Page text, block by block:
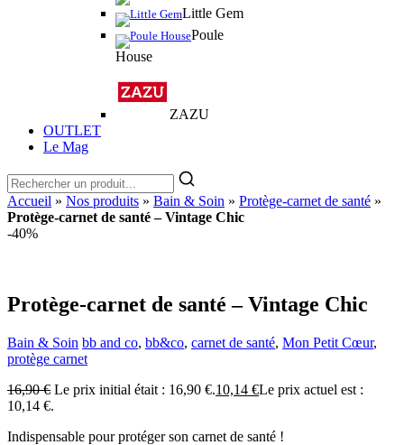
Little Gem
Poule
House
ZAZU
OUTLET
Le Mag
Accueil » Nos produits » Bain & Soin » Protège-carnet de santé »
Protège-carnet de santé – Vintage Chic
-40%
Protège-carnet de santé – Vintage Chic
Bain & Soin bb and co, bb&co, carnet de santé, Mon Petit Cœur,
protège carnet
16,90€ Le prix initial était : 16,90 €.10,14 €Le prix actuel est :
10,14 €.
Indispensable pour protéger son carnet de santé !